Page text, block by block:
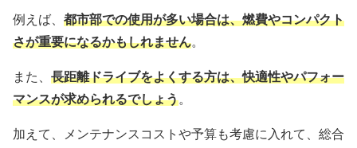
例えば、 都市部での使用が多い場合は、燃費やコンパクト
さが重要になるかもしれません。
また、 長距離ドライブをよくする方は、快適性やパフォー
マンスが求められるでしょう。
加えて、メンテナンスコストや予算も考慮に入れて、総合